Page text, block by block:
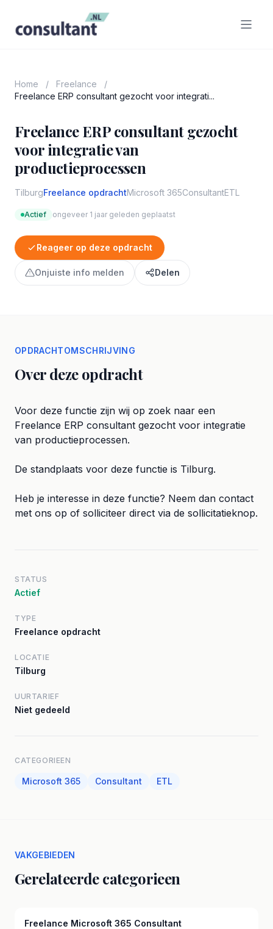
Home / Freelance
/
Freelance ERP consultant gezocht voor integrati...
Freelance ERP consultant gezocht
voor integratie van
productieprocessen
TilburgFreelance opdrachtMicrosoft 365ConsultantETL
Actief ongeveer 1 jaar geleden geplaatst
Reageer op deze opdracht
Onjuiste info melden Delen
OPDRACHTOMSCHRIJVING
Over deze opdracht
Voor deze functie zijn wij op zoek naar een
Freelance ERP consultant gezocht voor integratie
van productieprocessen.
De standplaats voor deze functie is Tilburg.
Heb je interesse in deze functie? Neem dan contact
met ons op of solliciteer direct via de sollicitatieknop.
STATUS
Actief
TYPE
Freelance opdracht
LOCATIE
Tilburg
UURTARIEF
Niet gedeeld
CATEGORIEEN
Microsoft 365 Consultant ETL
VAKGEBIEDEN
Gerelateerde categorieen
Freelance Microsoft 365 Consultant